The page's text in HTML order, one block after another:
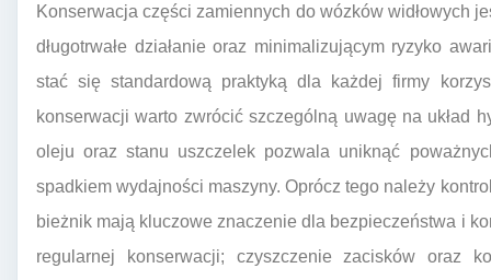
Konserwacja części zamiennych do wózków widłowych
długotrwałe działanie oraz minimalizującym ryzyko
stać się standardową praktyką dla każdej firmy
konserwacji warto zwrócić szczególną uwagę na układ
oleju oraz stanu uszczelek pozwala uniknąć
spadkiem wydajności maszyny. Oprócz tego należy
bieżnik mają kluczowe znaczenie dla bezpieczeństwa i
regularnej konserwacji; czyszczenie zacisków oraz